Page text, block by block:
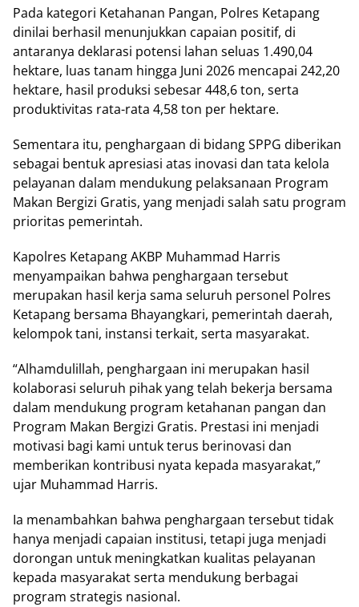
Pada kategori Ketahanan Pangan, Polres Ketapang
dinilai berhasil menunjukkan capaian positif, di
antaranya deklarasi potensi lahan seluas 1.490,04
hektare, luas tanam hingga Juni 2026 mencapai 242,20
hektare, hasil produksi sebesar 448,6 ton, serta
produktivitas rata-rata 4,58 ton per hektare.
Sementara itu, penghargaan di bidang SPPG diberikan
sebagai bentuk apresiasi atas inovasi dan tata kelola
pelayanan dalam mendukung pelaksanaan Program
Makan Bergizi Gratis, yang menjadi salah satu program
prioritas pemerintah.
Kapolres Ketapang AKBP Muhammad Harris
menyampaikan bahwa penghargaan tersebut
merupakan hasil kerja sama seluruh personel Polres
Ketapang bersama Bhayangkari, pemerintah daerah,
kelompok tani, instansi terkait, serta masyarakat.
“Alhamdulillah, penghargaan ini merupakan hasil
kolaborasi seluruh pihak yang telah bekerja bersama
dalam mendukung program ketahanan pangan dan
Program Makan Bergizi Gratis. Prestasi ini menjadi
motivasi bagi kami untuk terus berinovasi dan
memberikan kontribusi nyata kepada masyarakat,”
ujar Muhammad Harris.
Ia menambahkan bahwa penghargaan tersebut tidak
hanya menjadi capaian institusi, tetapi juga menjadi
dorongan untuk meningkatkan kualitas pelayanan
kepada masyarakat serta mendukung berbagai
program strategis nasional.